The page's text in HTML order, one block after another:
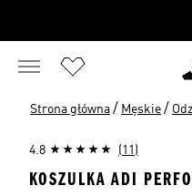
Strona główna / Męskie /
4.8 (11)
KOSZULKA ADI